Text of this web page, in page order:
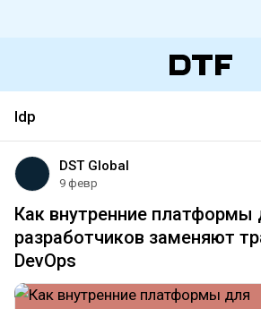
Idp
DST Global
9 февр
Как внутренние платформы
разработчиков заменяют
DevOps